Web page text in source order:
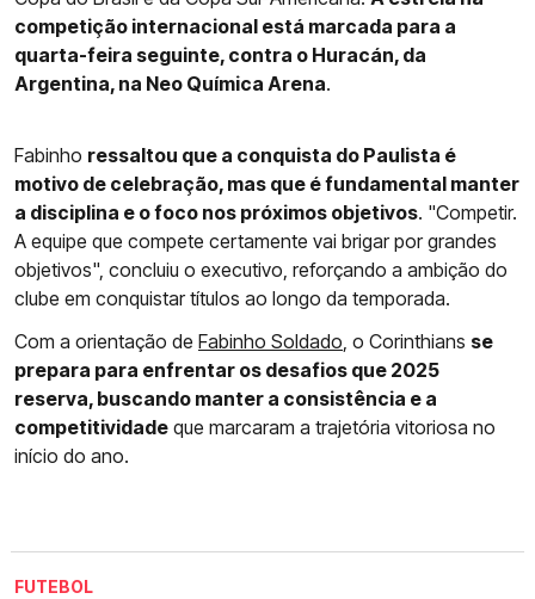
competição internacional está marcada para a
quarta-feira seguinte, contra o Huracán, da
Argentina, na Neo Química Arena.
Fabinho ressaltou que a conquista do Paulista é
motivo de celebração, mas que é fundamental manter
a disciplina e o foco nos próximos objetivos. "Competir.
A equipe que compete certamente vai brigar por grandes
objetivos", concluiu o executivo, reforçando a ambição do
clube em conquistar títulos ao longo da temporada.
Com a orientação de Fabinho Soldado , o Corinthians se
prepara para enfrentar os desafios que 2025
reserva, buscando manter a consistência e a
competitividade que marcaram a trajetória vitoriosa no
início do ano.
FUTEBOL